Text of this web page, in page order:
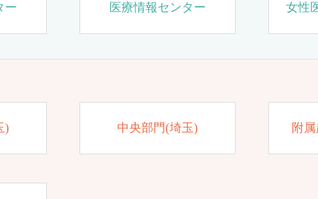
ー 医療情報センター 女性
) 中央部門(埼玉) 附